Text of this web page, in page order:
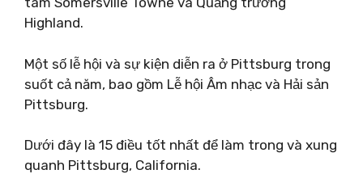
Highland.
Một số lễ hội và sự kiện diễn ra ở Pittsburg trong
suốt cả năm, bao gồm Lễ hội Âm nhạc và Hải sản
Pittsburg.
Dưới đây là 15 điều tốt nhất để làm trong và xung
quanh Pittsburg, California.